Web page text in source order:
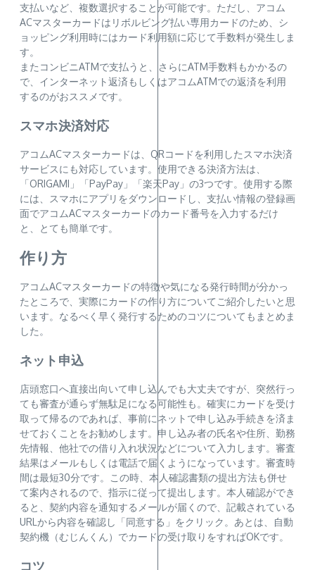
支払いなど、複数選択することが可能です。ただし、アコム
ACマスターカードはリボルビング払い専用カードのため、シ
ョッピング利用時にはカード利用額に応じて手数料が発生しま
す。
またコンビニATMで支払うと、さらにATM手数料もかかるの
で、インターネット返済もしくはアコムATMでの返済を利用
するのがおススメです。
スマホ決済対応
アコムACマスターカードは、QRコードを利用したスマホ決済
サービスにも対応しています。使用できる決済方法は、
「ORIGAMI」「PayPay」「楽天Pay」の3つです。使用する際
には、スマホにアプリをダウンロードし、支払い情報の登録画
面でアコムACマスターカードのカード番号を入力するだけ
と、とても簡単です。
作り方
アコムACマスターカードの特徴や気になる発行時間が分かっ
たところで、実際にカードの作り方についてご紹介したいと思
います。なるべく早く発行するためのコツについてもまとめま
した。
ネット申込
店頭窓口へ直接出向いて申し込んでも大丈夫ですが、突然行っ
ても審査が通らず無駄足になる可能性も。確実にカードを受け
取って帰るのであれば、事前にネットで申し込み手続きを済ま
せておくことをお勧めします。申し込み者の氏名や住所、勤務
先情報、他社での借り入れ状況などについて入力します。審査
結果はメールもしくは電話で届くようになっています。審査時
間は最短30分です。この時、本人確認書類の提出方法も併せ
て案内されるので、指示に従って提出します。本人確認ができ
ると、契約内容を通知するメールが届くので、記載されている
URLから内容を確認し「同意する」をクリック。あとは、自動
契約機（むじんくん）でカードの受け取りをすればOKです。
コツ